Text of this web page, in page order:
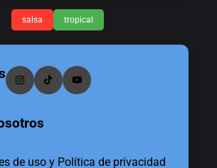
salsa tropical
de uso y Política de privacidad